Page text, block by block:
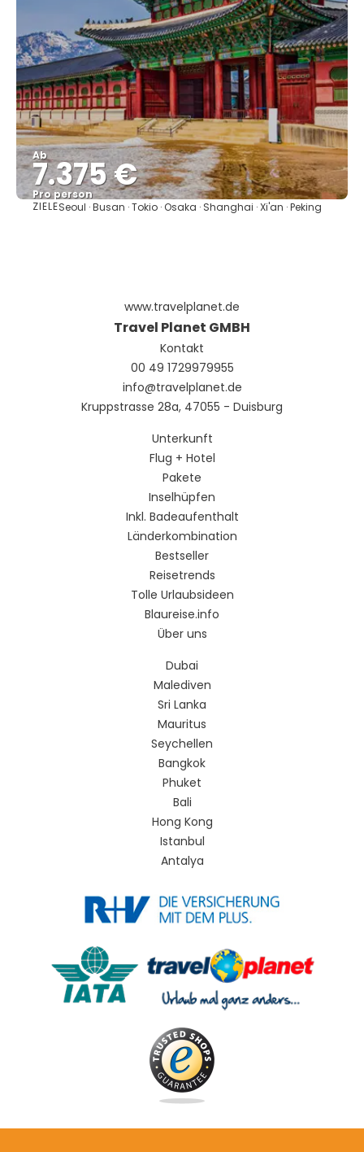
Ab
7.375 €
Pro person
Sehen
ZIELESeoul · Busan · Tokio · Osaka · Shanghai · Xi'an · Peking
www.travelplanet.de
Travel Planet GMBH
Kontakt
00 49 1729979955
info@travelplanet.de
Kruppstrasse 28a, 47055 - Duisburg
Unterkunft
Flug + Hotel
Pakete
Inselhüpfen
Inkl. Badeaufenthalt
Länderkombination
Bestseller
Reisetrends
Tolle Urlaubsideen
Blaureise.info
Über uns
Dubai
Malediven
Sri Lanka
Mauritus
Seychellen
Bangkok
Phuket
Bali
Hong Kong
Istanbul
Antalya